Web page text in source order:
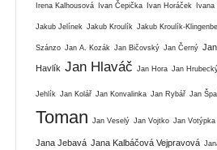
Irena Kalhousová Ivan Čepička Ivan Horáček
Jakub Jelínek Jakub Kroulík Jakub Kroulík-
Szánzo Jan A. Kozák Jan Bičovský Jan Černý
Havlík Jan Hlaváč Jan Hora Jan
Jehlík Jan Kolář Jan Konvalinka Jan Rybář Jan
Toman
Jan Veselý Jan Vojtko Jan Votýpka
Jana Jebavá Jana Kalbáčová Vejpravová